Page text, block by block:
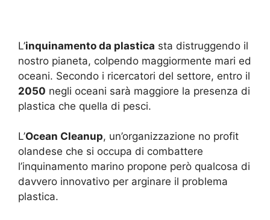
L’inquinamento da plastica sta distruggendo il
nostro pianeta, colpendo maggiormente mari ed
oceani. Secondo i ricercatori del settore, entro il
2050 negli oceani sarà maggiore la presenza di
plastica che quella di pesci.
L’Ocean Cleanup, un’organizzazione no profit
olandese che si occupa di combattere
l’inquinamento marino propone però qualcosa di
davvero innovativo per arginare il problema
plastica.